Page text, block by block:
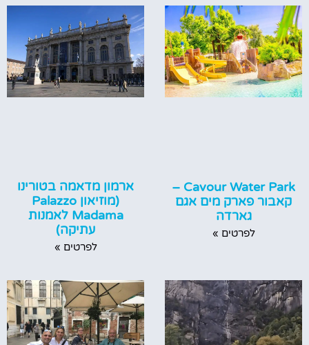
Cavour Water Park –
קאבור פארק מים אגם
גארדה
לפרטים »
ארמון מדאמה בטורינו
(מוזיאון Palazzo
Madama לאמנות
עתיקה)
לפרטים »